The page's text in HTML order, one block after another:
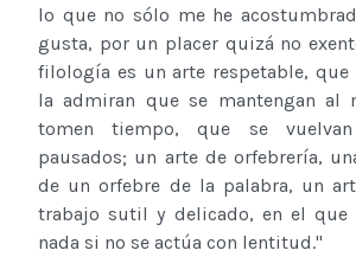
lo que no sólo me he
gusta, por un placer quizá no
filología es un arte respetable, que
la admiran que se mantengan al
tomen tiempo, que se
pausados; un arte de orfebrería,
de un orfebre de la palabra, un
trabajo sutil y delicado, en el que
nada si no se actúa con lentitud."